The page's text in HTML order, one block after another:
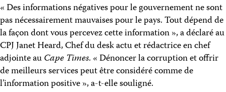
« Des informations négatives pour le gouvernement ne sont
pas nécessairement mauvaises pour le pays. Tout dépend de
la façon dont vous percevez cette information », a déclaré au
CPJ Janet Heard, Chef du desk actu et rédactrice en chef
adjointe auCape Times. « Dénoncer la corruption et offrir
de meilleurs services peut être considéré comme de
l’information positive », a-t-elle souligné.